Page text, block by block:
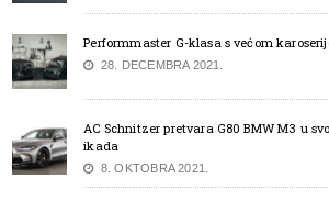
Performmaster G-klasa s većom
28. DECEMBRA 2021.
AC Schnitzer pretvara G80 BMW M3 u
ikada
8. OKTOBRA 2021.